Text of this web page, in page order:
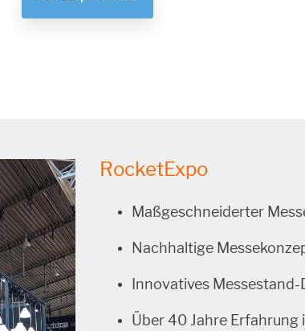
RocketExpo
Maßgeschneiderter
Nachhaltige
Innovatives Messestand-
Über 40 Jahre Erfahrung